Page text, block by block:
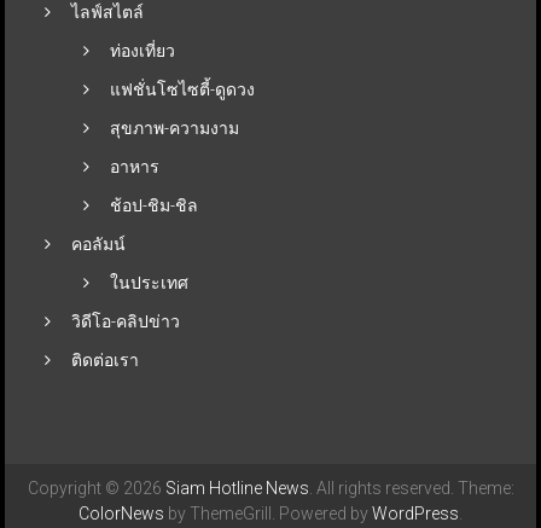
ไลฟ์สไตล์
ท่องเที่ยว
แฟชั่นโซไซตี้-ดูดวง
สุขภาพ-ความงาม
อาหาร
ช้อป-ชิม-ชิล
คอลัมน์
ในประเทศ
วิดีโอ-คลิปข่าว
ติดต่อเรา
Copyright © 2026 Siam Hotline News . All rights reserved. Theme:
ColorNews by ThemeGrill. Powered byWordPress